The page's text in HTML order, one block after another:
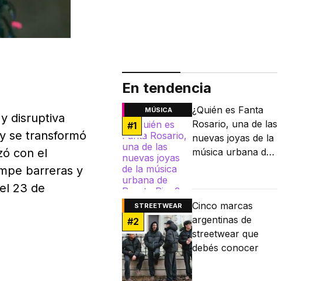
disruptiva
se transformó
con el
barreras y
23 de
En tendencia
MÚSICA
#1
¿Quién es Fanta
Rosario, una de las
nuevas joyas de la
música urbana de
STREETWEAR
#2
Cinco marcas
argentinas de
streetwear que
debés conocer